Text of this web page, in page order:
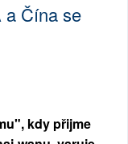
a Čína se
kdy přijme